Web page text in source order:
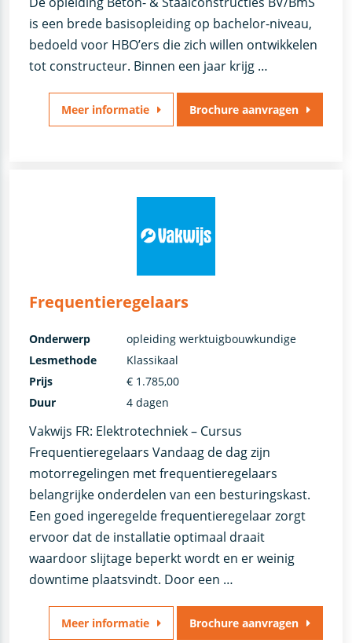
is een brede basisopleiding op bachelor-niveau,
bedoeld voor HBO’ers die zich willen ontwikkelen
tot constructeur. Binnen een jaar krijg …
Meer informatie Brochure aanvragen
Frequentieregelaars
Vakwijs FR: Elektrotechniek – Cursus
Frequentieregelaars Vandaag de dag zijn
motorregelingen met frequentieregelaars
belangrijke onderdelen van een besturingskast.
Een goed ingeregelde frequentieregelaar zorgt
ervoor dat de installatie optimaal draait
waardoor slijtage beperkt wordt en er weinig
downtime plaatsvindt. Door een …
Onderwerp
opleiding werktuigbouwkundige
Lesmethode
Klassikaal
Prijs
€ 1.785,00
Duur
4 dagen
Meer informatie Brochure aanvragen